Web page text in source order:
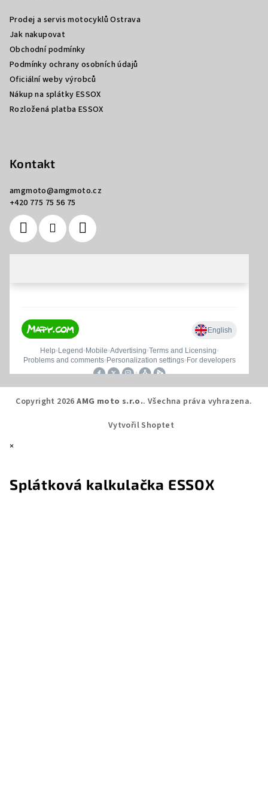
Prodej a servis motocyklů Ostrava
Jak nakupovat
Obchodní podmínky
Podmínky ochrany osobních údajů
Oficiální weby výrobců
Nákup na splátky ESSOX
Rozložená platba ESSOX
Kontakt
amgmoto@amgmoto.cz
+420 775 75 56 75
Copyright 2026AMG moto s.r.o.. Všechna práva vyhrazena.
Vytvořil Shoptet
×
Splátková kalkulačka ESSOX